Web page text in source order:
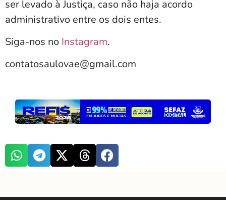
ser levado à Justiça, caso não haja acordo
administrativo entre os dois entes.
Siga-nos no Instagram.
contatosaulovae@gmail.com